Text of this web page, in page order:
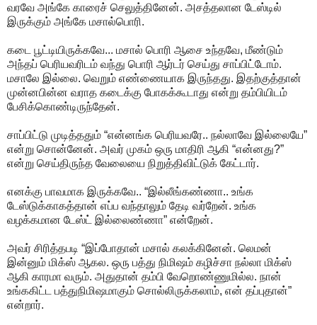
வரவே அங்கே காரைச் செலுத்தினேன். அசத்தலான டேஸ்டில்
இருக்கும் அங்கே மசால்பொரி.
கடை பூட்டியிருக்கவே... மசால் பொரி ஆசை உந்தவே, மீண்டும்
அந்தப் பெரியவரிடம் வந்து பொரி ஆர்டர் செய்து சாப்பிட்டோம்.
மசாலே இல்லை. வெறும் எண்ணையாக இருந்தது. இதற்குத்தான்
முன்னபின்ன வராத கடைக்கு போகக்கூடாது என்று தம்பியிடம்
பேசிக்கொண்டிருந்தேன்.
சாப்பிட்டு முடித்ததும் “என்னங்க பெரியவரே.. நல்லாவே இல்லையே”
என்று சொன்னேன். அவர் முகம் ஒரு மாதிரி ஆகி “என்னது?”
என்று செய்திருந்த வேலையை நிறுத்திவிட்டுக் கேட்டார்.
எனக்கு பாவமாக இருக்கவே.. “இல்லீங்கண்ணா.. உங்க
டேஸ்டுக்காகத்தான் எப்ப வந்தாலும் தேடி வர்றேன். உங்க
வழக்கமான டேஸ்ட் இல்லைண்ணா” என்றேன்.
அவர் சிரித்தபடி “இப்போதான் மசால் கலக்கினேன். லெமன்
இன்னும் மிக்ஸ் ஆகல. ஒரு பத்து நிமிஷம் கழிச்சா நல்லா மிக்ஸ்
ஆகி காரமா வரும். அதுதான் தம்பி வேறொண்ணுமில்ல. நான்
உங்ககிட்ட பத்துநிமிஷமாகும் சொல்லிருக்கலாம், என் தப்புதான்”
என்றார்.